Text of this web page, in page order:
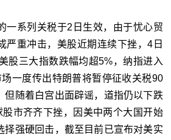
一系列关税于2日生效，由于忧心贸
严重冲击，美股近期连续下挫，4日
股三大指数跌幅均超5%，纳指进入
一度传出特朗普将暂停征收关税90
但随着白宫出面辟谣，道指仍以下跌
市齐齐下挫，因美中两个大国开始
择强硬回击，截至目前已宣布对美实